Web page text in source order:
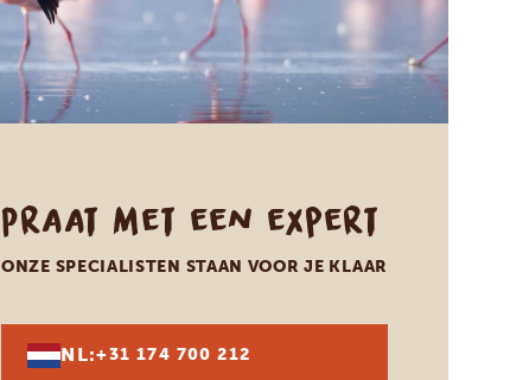
Praat met een expert
ONZE SPECIALISTEN STAAN VOOR JE KLAAR
NL:+31 174 700 212